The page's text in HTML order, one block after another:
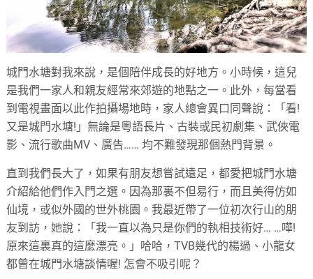
城門水塘對我來說，是個陪伴成長的好地方。小時候，這兒
是我們一家人和親友經常來郊遊的地點之一。此外，每當看
到電視畫面以此作拍攝場地時，家人總會異口同聲說：「看!
又是城門水塘!」無論是粵語長片、古裝或民初劇集、武俠電
影、流行歌曲MV、廣告…… 均不難發現那個熱門背景。
直到我們長大了，如果有朋友想嘗試遠足，都愛把城門水塘
介紹給他們作入門之選。因為那裏不但易行，而且美得仿如
仙境，或似外國的世外桃園。我最近帶了一位初次行山的朋
友到訪，她說：「我一直以為只是你們的執相技術好… …嘩!
原來這裏真的這麼漂亮。」哈哈，TVB幾代的楊過、小龍女
都曾在城門水塘談情喔! 怎會不吸引呢？